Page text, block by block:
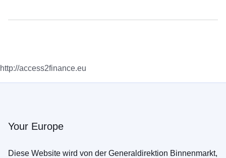
http://access2finance.eu
Your Europe
Diese Website wird von der Generaldirektion Binnenmarkt,